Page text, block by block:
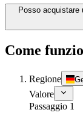
Posso acquistare
Come
Regione
Valore
Passaggio 1